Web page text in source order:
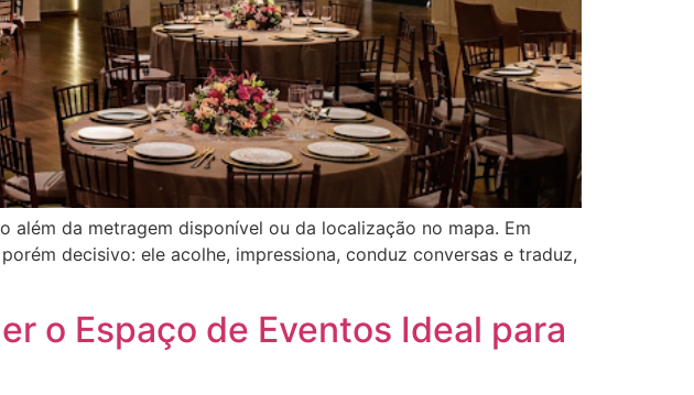
da metragem disponível ou da localização no mapa. Em
decisivo: ele acolhe, impressiona, conduz conversas e traduz,
o Espaço de Eventos Ideal para